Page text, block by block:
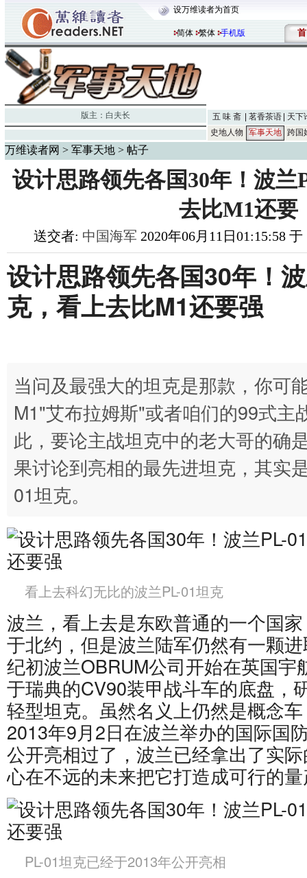
设万维读者为首页
简体 繁体 手机版 首
版主： 白夫长 五 味 斋 茗香茶语
天下
史地人物
军事天地 跨国
万维读者网 > 军事天地 > 帖子
设计思路领先各国30年！波兰
去比M1还要
送交者: 中国海军 2020年06月11日01:15:58
设计思路领先各国30年！
克，看上去比M1还要强
当问及最强大的坦克是那款，你可
M1"艾布拉姆斯"或者咱们的99式主
此，要论主战坦克中的老大哥的确
果讨论到亮相的最先进坦克，其实
01坦克。
看上去科幻无比的波兰PL-01坦克
波兰，看上去是东欧普通的一个国
于北约，但是波兰陆军仍然有一颗
纪初波兰OBRUM公司开始在英国宇
于瑞典的CV90装甲战斗车的底盘，
轻型坦克。虽然名义上仍然是概念
2013年9月2日在波兰举办的国际国
公开亮相过了，波兰已经拿出了实
心在不远的未来把它打造成可行的
PL-01坦克已经于2013年公开亮相